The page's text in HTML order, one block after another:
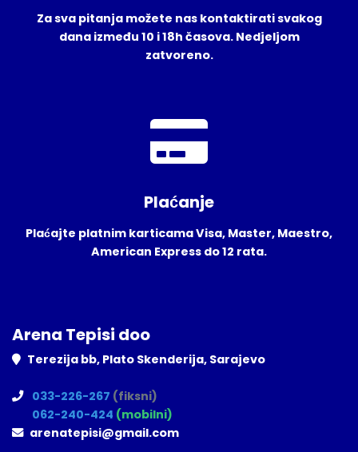
Za sva pitanja možete nas kontaktirati svakog
dana između 10 i 18h časova. Nedjeljom
zatvoreno.
Plaćanje
Plaćajte platnim karticama Visa, Master, Maestro,
American Express do 12 rata.
Arena Tepisi doo
Terezija bb, Plato Skenderija, Sarajevo
033-226-267 (fiksni)
062-240-424 (mobilni)
arenatepisi@gmail.com